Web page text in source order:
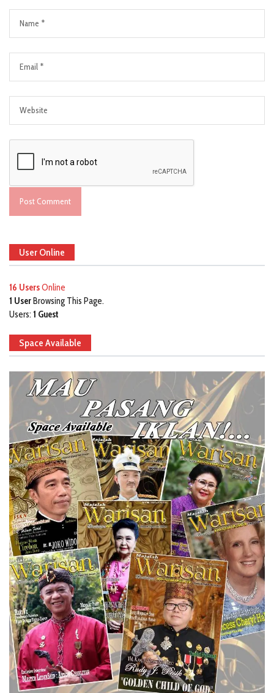
User Online
16 UsersOnline
1 UserBrowsing This Page.
Users: 1 Guest
Space Available